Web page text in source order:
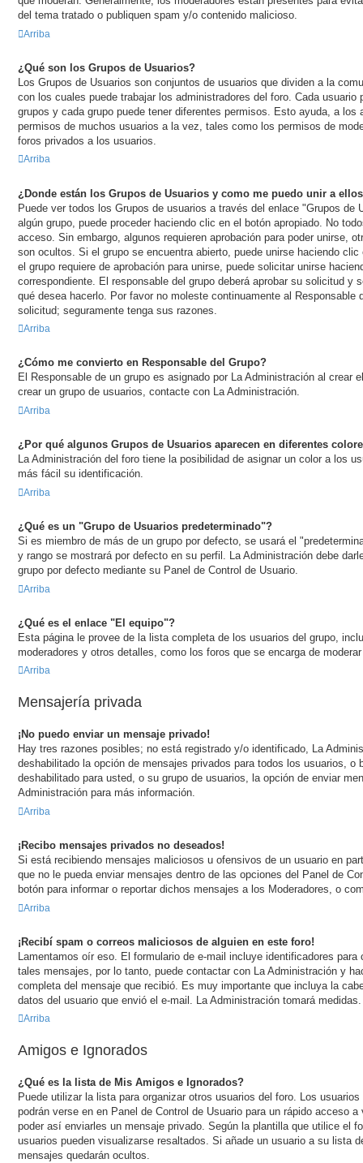
del tema tratado o publiquen spam y/o contenido malicioso.
Arriba
¿Qué son los Grupos de Usuarios?
Los Grupos de Usuarios son conjuntos de usuarios que dividen a la
con los cuales puede trabajar los administradores del foro. Cada usuario
grupos y cada grupo puede tener diferentes permisos. Esto ayuda, a los
permisos de muchos usuarios a la vez, tales como los permisos de
foros privados a los usuarios.
Arriba
¿Donde están los Grupos de Usuarios y como me puedo unir a
Puede ver todos los Grupos de usuarios a través del enlace "Grupos de
algún grupo, puede proceder haciendo clic en el botón apropiado. No
acceso. Sin embargo, algunos requieren aprobación para poder unirse,
son ocultos. Si el grupo se encuentra abierto, puede unirse haciendo
el grupo requiere de aprobación para unirse, puede solicitar unirse
correspondiente. El responsable del grupo deberá aprobar su solicitud y
qué desea hacerlo. Por favor no moleste continuamente al Responsable
solicitud; seguramente tenga sus razones.
Arriba
¿Cómo me convierto en Responsable del Grupo?
El Responsable de un grupo es asignado por La Administración al crear
crear un grupo de usuarios, contacte con La Administración.
Arriba
¿Por qué algunos Grupos de Usuarios aparecen en diferentes
La Administración del foro tiene la posibilidad de asignar un color a los
más fácil su identificación.
Arriba
¿Qué es un "Grupo de Usuarios predeterminado"?
Si es miembro de más de un grupo por defecto, se usará el
y rango se mostrará por defecto en su perfil. La Administración debe
grupo por defecto mediante su Panel de Control de Usuario.
Arriba
¿Qué es el enlace "El equipo"?
Esta página le provee de la lista completa de los usuarios del grupo,
moderadores y otros detalles, como los foros que se encarga de
Arriba
Mensajería privada
¡No puedo enviar un mensaje privado!
Hay tres razones posibles; no está registrado y/o identificado, La
deshabilitado la opción de mensajes privados para todos los usuarios, o
deshabilitado para usted, o su grupo de usuarios, la opción de enviar
Administración para más información.
Arriba
¡Recibo mensajes privados no deseados!
Si está recibiendo mensajes maliciosos u ofensivos de un usuario en
que no le pueda enviar mensajes dentro de las opciones del Panel de
botón para informar o reportar dichos mensajes a los Moderadores, o
Arriba
¡Recibí spam o correos maliciosos de alguien en este foro!
Lamentamos oír eso. El formulario de e-mail incluye identificadores para
tales mensajes, por lo tanto, puede contactar con La Administración y
completa del mensaje que recibió. Es muy importante que incluya la
datos del usuario que envió el e-mail. La Administración tomará medidas.
Arriba
Amigos e Ignorados
¿Qué es la lista de Mis Amigos e Ignorados?
Puede utilizar la lista para organizar otros usuarios del foro. Los
podrán verse en en Panel de Control de Usuario para un rápido acceso
poder así enviarles un mensaje privado. Según la plantilla que utilice el
usuarios pueden visualizarse resaltados. Si añade un usuario a su lista
mensajes quedarán ocultos.